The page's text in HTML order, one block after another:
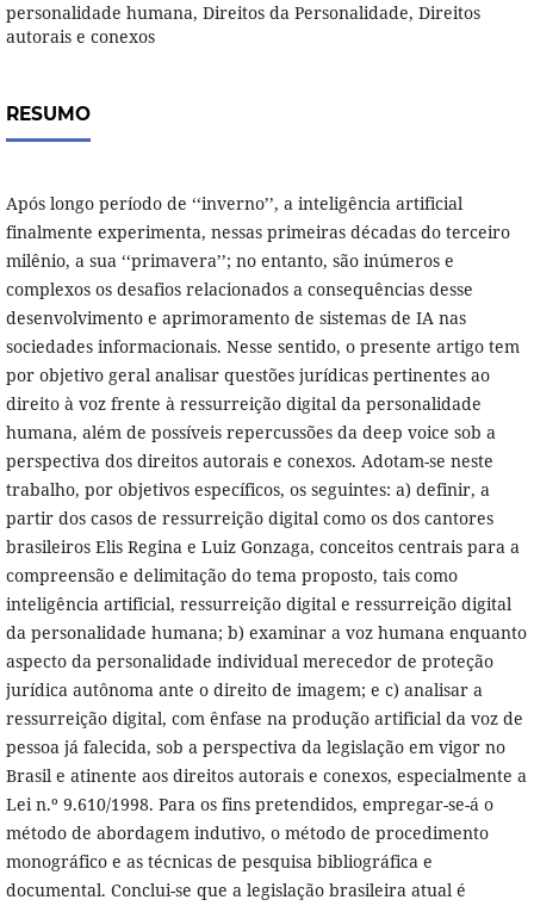
personalidade humana, Direitos da Personalidade, Direitos
autorais e conexos
RESUMO
Após longo período de ‘‘inverno’’, a inteligência artificial
finalmente experimenta, nessas primeiras décadas do terceiro
milênio, a sua ‘‘primavera’’; no entanto, são inúmeros e
complexos os desafios relacionados a consequências desse
desenvolvimento e aprimoramento de sistemas de IA nas
sociedades informacionais. Nesse sentido, o presente artigo tem
por objetivo geral analisar questões jurídicas pertinentes ao
direito à voz frente à ressurreição digital da personalidade
humana, além de possíveis repercussões da deep voice sob a
perspectiva dos direitos autorais e conexos. Adotam-se neste
trabalho, por objetivos específicos, os seguintes: a) definir, a
partir dos casos de ressurreição digital como os dos cantores
brasileiros Elis Regina e Luiz Gonzaga, conceitos centrais para a
compreensão e delimitação do tema proposto, tais como
inteligência artificial, ressurreição digital e ressurreição digital
da personalidade humana; b) examinar a voz humana enquanto
aspecto da personalidade individual merecedor de proteção
jurídica autônoma ante o direito de imagem; e c) analisar a
ressurreição digital, com ênfase na produção artificial da voz de
pessoa já falecida, sob a perspectiva da legislação em vigor no
Brasil e atinente aos direitos autorais e conexos, especialmente a
Lei n.º 9.610/1998. Para os fins pretendidos, empregar-se-á o
método de abordagem indutivo, o método de procedimento
monográfico e as técnicas de pesquisa bibliográfica e
documental. Conclui-se que a legislação brasileira atual é